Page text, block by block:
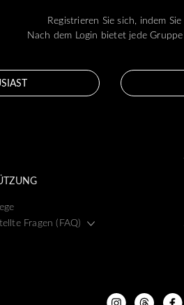
Registrieren Sie sich, indem
Nach dem Login bietet jede
Fragen (FAQ)